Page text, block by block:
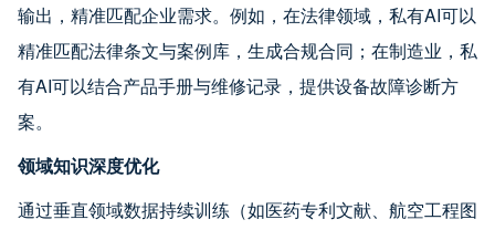
输出，精准匹配企业需求。例如，在法律领域，私有AI可以
精准匹配法律条文与案例库，生成合规合同；在制造业，私
有AI可以结合产品手册与维修记录，提供设备故障诊断方
案。
领域知识深度优化
通过垂直领域数据持续训练（如医药专利文献、航空工程图